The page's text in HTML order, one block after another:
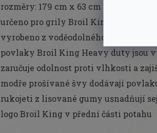
rozměry: 179 cm x 63 cm x 122 cm
určeno pro grily Broil King Regal 500
vyrobeno z voděodolného PVC s
povlaky Broil King Heavy duty jsou
zaručuje odolnost proti vlhkosti a
modře prošívané švy dodávají
rukojeti z lisované gumy usnadňují
logo Broil King v přední části potahu